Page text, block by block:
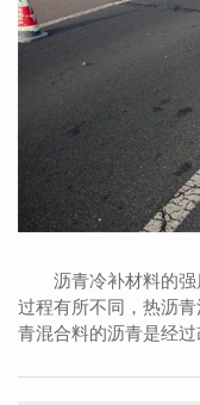
沥青冷补材料的
过程有所不同，热沥
青混合料的沥青是经过